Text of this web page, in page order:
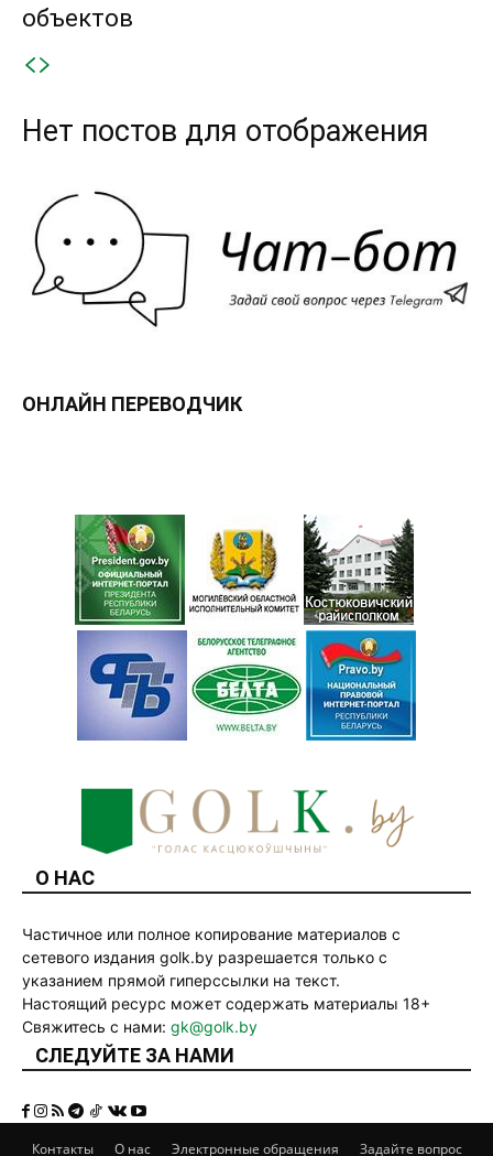
объектов
Нет постов для отображения
ОНЛАЙН ПЕРЕВОДЧИК
О НАС
Частичное или полное копирование материалов с
сетевого издания golk.by разрешается только с
указанием прямой гиперссылки на текст.
Настоящий ресурс может содержать материалы 18+
Свяжитесь с нами: gk@golk.by
СЛЕДУЙТЕ ЗА НАМИ
Контакты О нас Электронные обращения Задайте вопрос